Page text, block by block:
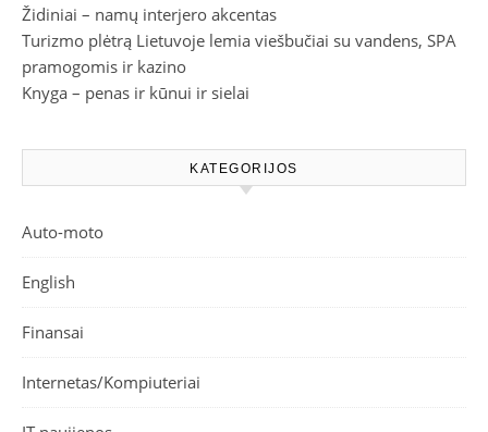
Židiniai – namų interjero akcentas
Turizmo plėtrą Lietuvoje lemia viešbučiai su vandens, SPA
pramogomis ir kazino
Knyga – penas ir kūnui ir sielai
KATEGORIJOS
Auto-moto
English
Finansai
Internetas/Kompiuteriai